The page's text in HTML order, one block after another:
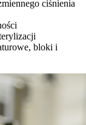
ciśnienia
bloki i